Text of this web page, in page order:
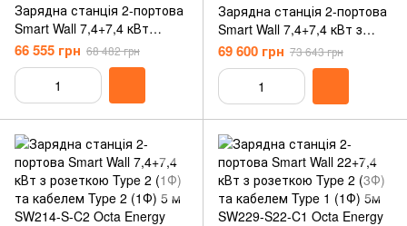
Зарядна станція 2-портова
Smart Wall 7,4+7,4 кВт
розетка Тype 2 + Тype 2
SW214-S-S Octa Energy
66 555 грн 68 482 грн
Зарядна станція 2-портова
Smart Wall 7,4+7,4 кВт з
кабелем Тype 2 + кабель
Тype 2 5м SW214-C2-C2
Octa Energy
69 600 грн 73 643 грн